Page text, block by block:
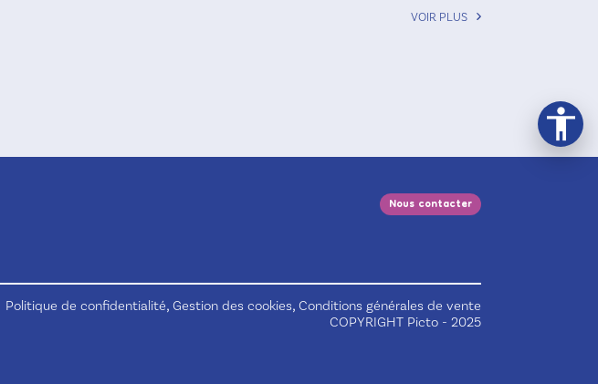
VOIR PLUS
Nous contacter
Politique de confidentialité, Gestion des cookies, Conditions générales de vente
COPYRIGHT Picto - 2025